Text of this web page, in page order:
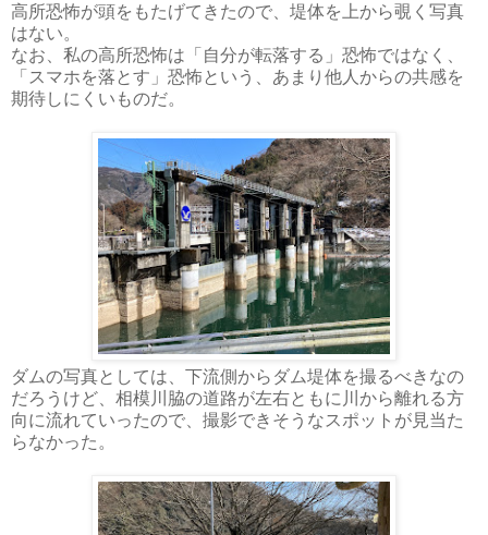
高所恐怖が頭をもたげてきたので、堤体を上から覗く写真
はない。
なお、私の高所恐怖は「自分が転落する」恐怖ではなく、
「スマホを落とす」恐怖という、あまり他人からの共感を
期待しにくいものだ。
ダムの写真としては、下流側からダム堤体を撮るべきなの
だろうけど、相模川脇の道路が左右ともに川から離れる方
向に流れていったので、撮影できそうなスポットが見当た
らなかった。